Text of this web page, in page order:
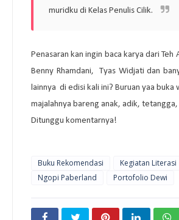
muridku di Kelas Penulis Cilik.
Penasaran kan ingin baca karya dari Teh
Benny Rhamdani, Tyas Widjati dan
lainnya di edisi kali ini? Buruan yaa buka
majalahnya bareng anak, adik,
Ditunggu komentarnya!
Buku Rekomendasi
Kegiatan Literasi
Ngopi Paberland
Portofolio Dewi